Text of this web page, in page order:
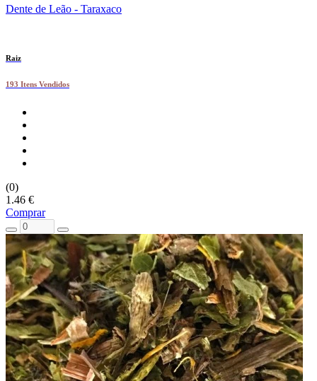
Dente de Leão - Taraxaco
Raiz
193 Itens Vendidos
(0)
1.46 €
Comprar